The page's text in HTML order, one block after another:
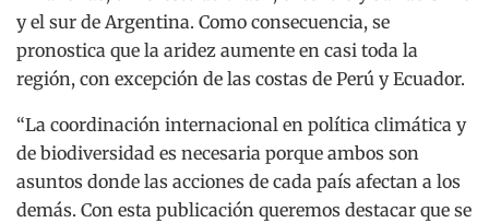
y el sur de Argentina. Como consecuencia, se
pronostica que la aridez aumente en casi toda la
región, con excepción de las costas de Perú y Ecuador.
“La coordinación internacional en política climática y
de biodiversidad es necesaria porque ambos son
asuntos donde las acciones de cada país afectan a los
demás. Con esta publicación queremos destacar que se